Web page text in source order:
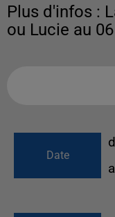
Plus d'infos :
ou Lucie au
Date